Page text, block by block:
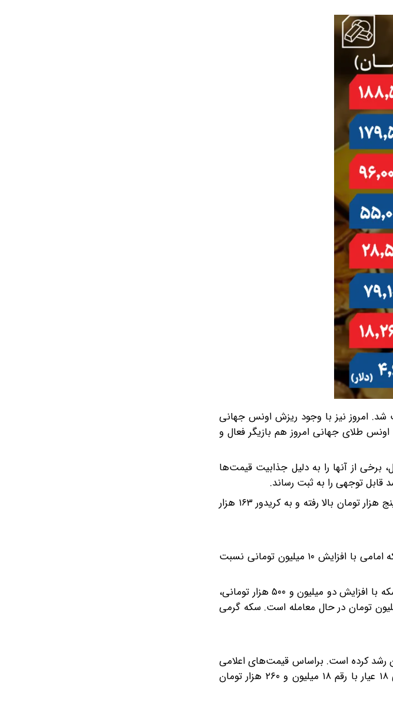
شد. امروز نیز با وجود ریزش اونس جهانی
طلای جهانی امروز هم بازیگر فعال و
برخی از آنها را به دلیل جذابیت قیمت‌ها
قابل توجهی را به ثبت رساند.
گفتنی‌ست، اونس جهانی طلا امروز ریزشی است و روی رقم ۴۶۲۸ دلار معامله می‌شود. دلار اما پنج هزار تومان بالا رفته و به کریدور ۱۶۳ هزار
قیمت سکه امروز در تمامی قطعات رشد قابل توجهی دارد و میلیونی رشد کرده است. قیمت سکه امامی با افزایش ۱۰ میلیون تومانی نسبت
سکه بهار آزادی نیز با رشد هفت میلیون تومانی، روی رقم ۱۷۹ میلیون و ۵۰۰ هزار قرار دارد. نیم‌سکه با افزایش دو میلیون و ۵۰۰ هزار تومانی،
میلیون تومان قرار گرفته و ربع سکه با دو میلیون تومان افزایش، روی قیمت ۵۵ میلیون تومان در حال معامله است. سکه گرمی
بازگشایی شده و هر گرم طلای ۱۸ عیار بیش از ۶۰۰ هزار تومان رشد کرده است. براساس قیمت‌های اعلامی
سایت اتحادیه طلا و جواهر، مثقال طلا روی رقم ۷۹ میلیون و ۱۰۰ هزار تومان قرار دارد و طلای ۱۸ عیار با رقم ۱۸ میلیون و ۲۶۰ هزار تومان